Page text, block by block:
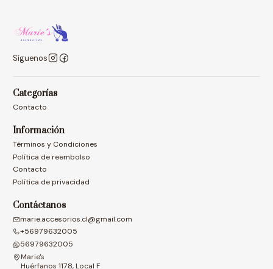
Síguenos
Categorías
Contacto
Información
Términos y Condiciones
Política de reembolso
Contacto
Política de privacidad
Contáctanos
marie.accesorios.cl@gmail.com
+56979632005
56979632005
Marie's
Huérfanos 1178, Local F